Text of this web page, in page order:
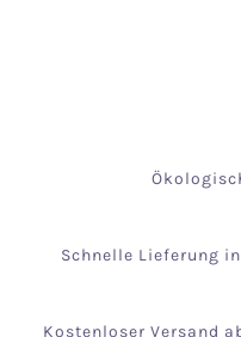
Schnelle Lieferung
Kostenloser Versand